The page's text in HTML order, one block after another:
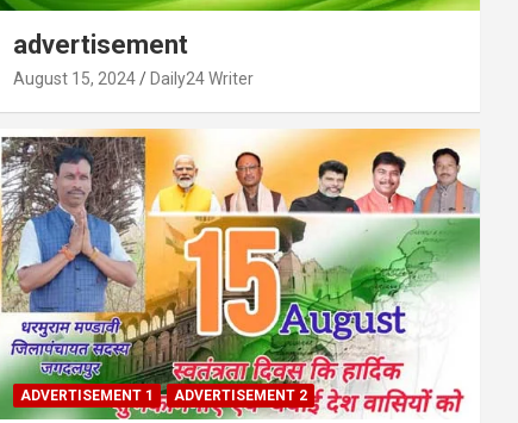
advertisement
August 15, 2024 Daily24 Writer
ADVERTISEMENT 1 ADVERTISEMENT 2